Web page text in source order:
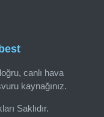
canlı hava
kaynağınız.
Saklıdır.